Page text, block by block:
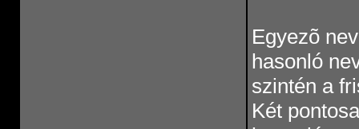
Egyezõ
hasonló
szintén a
Két